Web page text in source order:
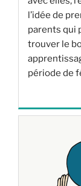
l’idée de
parents qui
trouver le
période de